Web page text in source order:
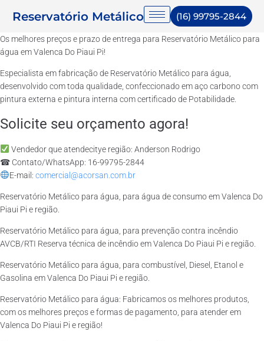
Reservatório Metálico (16) 99795-2844
Os melhores preços e prazo de entrega para Reservatório Metálico para
água em Valenca Do Piaui Pi!
Especialista em fabricação de Reservatório Metálico para água,
desenvolvido com toda qualidade, confeccionado em aço carbono com
pintura externa e pintura interna com certificado de Potabilidade.
Solicite seu orçamento agora!
Vendedor que atendecitye região: Anderson Rodrigo
☎ Contato/WhatsApp: 16-99795-2844
E-mail: comercial@acorsan.com.br
Reservatório Metálico para água, para água de consumo em Valenca Do
Piaui Pi e região.
Reservatório Metálico para água, para prevenção contra incêndio
AVCB/RTI Reserva técnica de incêndio em Valenca Do Piaui Pi e região.
Reservatório Metálico para água, para combustível, Diesel, Etanol e
Gasolina em Valenca Do Piaui Pi e região.
Reservatório Metálico para água: Fabricamos os melhores produtos,
com os melhores preços e formas de pagamento, para atender em
Valenca Do Piaui Pi e região!